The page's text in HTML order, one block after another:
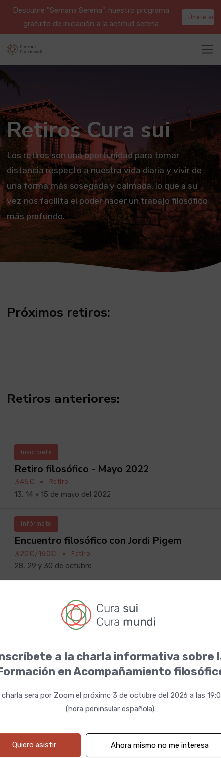
Descubre "Semana Serena", nuestro programa
gratuito de iniciación a la actitud serena
Únete aquí
Retiros Cura sui
Los retiros son una oportunidad para tomar
distancia respecto a nuestra vida diaria y vivir de
una forma más sosegada y calmada, lo que a su
vez nos facilita el poder hacer un trabajo filosófico
más profundo.
Próximos retiros:
Retiros anteriores:
Inscríbete
Retiro filosófico - Mayo 2022
345€ ● Retiro
13, 14 y 15 de mayo del 2022
Infórmate
Encuentro filosófico con Jordi Pigem
320€/160€ ● Retiro
28, 29 y 30 de octubre
2º retiro filosófico con Jordi Pigem
● Retiro
Inscríbete
325€ (si te inscribes antes del 18 de abril) 350€ (si te
a la charla informativa sobre
en Acompañamiento
charla será por Zoom el próximo 3 de octubre del 2026 a las
(hora peninsular española).
Quiero asistir Ahora mismo no me interesa